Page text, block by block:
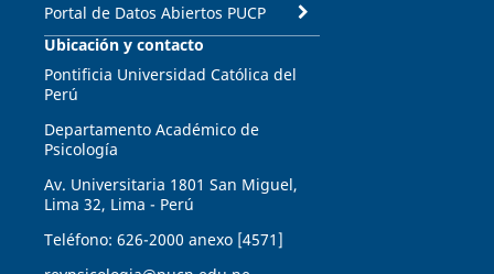
Portal de Datos Abiertos PUCP
Ubicación y contacto
Pontificia Universidad Católica del
Perú
Departamento Académico de
Psicología
Av. Universitaria 1801 San Miguel,
Lima 32, Lima - Perú
Teléfono: 626-2000 anexo [4571]